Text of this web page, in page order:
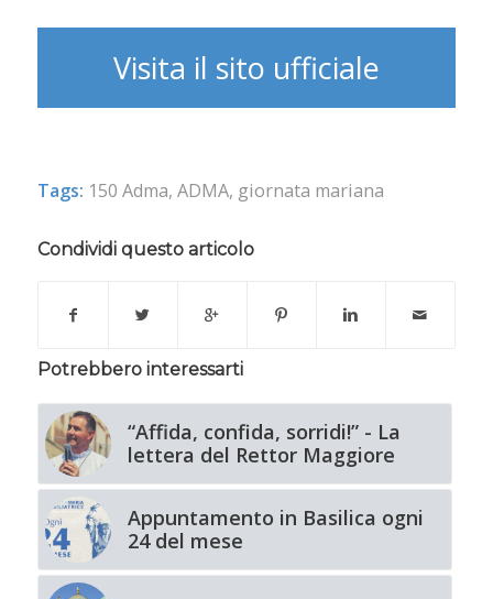
Visita il sito ufficiale
Tags: 150 Adma, ADMA, giornata mariana
Condividi questo articolo
Potrebbero interessarti
“Affida, confida, sorridi!” - La
lettera del Rettor Maggiore
Appuntamento in Basilica ogni
24 del mese